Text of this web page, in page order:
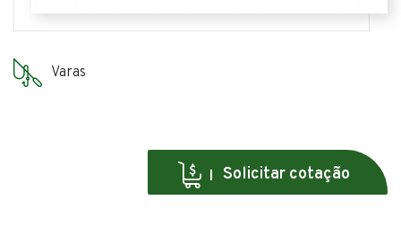
Varas
Solicitar cotação